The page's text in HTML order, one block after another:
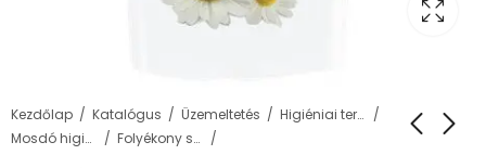
Kezdőlap Katalógus Üzemeltetés
Higiéniai termékek
Mosdó higiénia
Folyékony szappanok és adagolók